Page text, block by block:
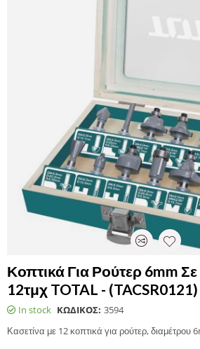
Κοπτικά Για Ρούτερ 6mm
12τμχ TOTAL - (TACSR0121)
In stock ΚΩΔΙΚΟΣ: 3594
Κασετίνα με 12 κοπτικά για ρούτερ, διαμέτρου